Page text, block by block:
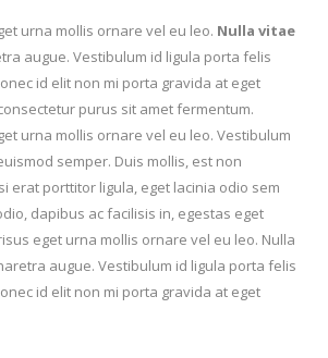
urna mollis ornare vel eu leo. Nulla vitae
augue. Vestibulum id ligula porta felis
id elit non mi porta gravida at eget
purus sit amet fermentum.
urna mollis ornare vel eu leo. Vestibulum
semper. Duis mollis, est non
erat porttitor ligula, eget lacinia odio sem
dapibus ac facilisis in, egestas eget
eget urna mollis ornare vel eu leo. Nulla
augue. Vestibulum id ligula porta felis
id elit non mi porta gravida at eget